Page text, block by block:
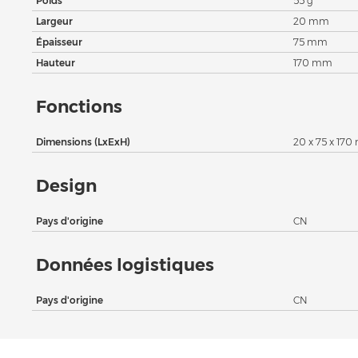
Largeur
20 mm
Épaisseur
75 mm
Hauteur
170 mm
Fonctions
Dimensions (LxExH) 20 x 75 x 170
Design
Pays d'origine CN
Données logistiques
Pays d'origine CN